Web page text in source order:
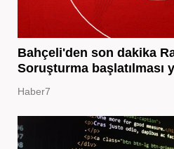
Bahçeli'den son dakika
Soruşturma başlatılması
Haber7